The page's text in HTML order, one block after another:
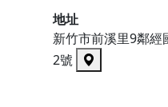
地址
新竹市前溪里9鄰經
2號